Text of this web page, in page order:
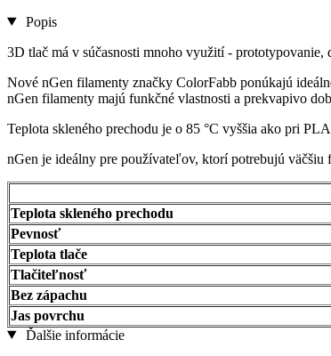
Popis
3D tlač má v súčasnosti mnoho využití - prototypovanie,
Nové nGen filamenty značky ColorFabb ponúkajú
nGen filamenty majú funkčné vlastnosti a prekvapivo
Teplota skleného prechodu je o 85 °C vyššia ako pri
nGen je ideálny pre používateľov, ktorí potrebujú väčšiu
Teplota skleného prechodu
Pevnosť
Teplota tlače
Tlačiteľnosť
Bez zápachu
Jas povrchu
Ďalšie informácie